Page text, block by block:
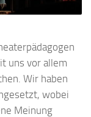
uns vor allem
Wir haben
wobei
Meinung